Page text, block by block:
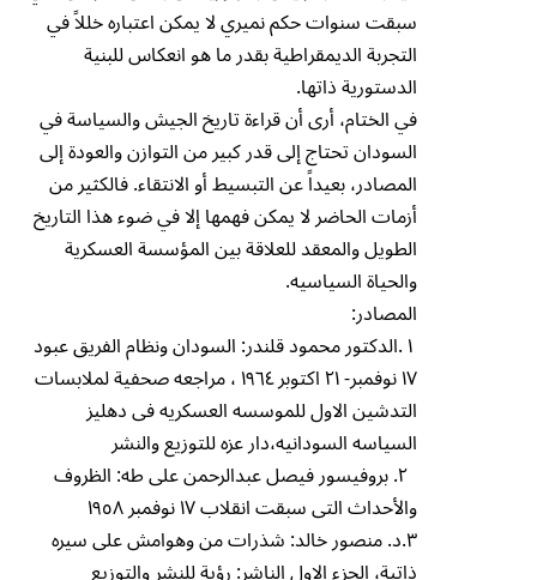
سبقت سنوات حكم نميري لا يمكن اعتباره خللاً في
التجربة الديمقراطية بقدر ما هو انعكاس للبنية
الدستورية ذاتها.
في الختام، أرى أن قراءة تاريخ الجيش والسياسة في
السودان تحتاج إلى قدر كبير من التوازن والعودة إلى
المصادر، بعيداً عن التبسيط أو الانتقاء. فالكثير من
أزمات الحاضر لا يمكن فهمها إلا في ضوء هذا التاريخ
الطويل والمعقد للعلاقة بين المؤسسة العسكرية
والحياة السياسيه.
المصادر:
١ .الدكتور محمود قلندر: السودان ونظام الفريق عبود
١٧ نوفمبر- ٢١ اكتوبر ١٩٦٤ ، مراجعه صحفية لملابسات
التدشين الاول للموسسه العسكريه فى دهليز
السياسه السودانيه،دار عزه للتوزيع والنشر
٢. بروفيسور فيصل عبدالرحمن على طه: الظروف
والأحداث التى سبقت انقلاب ١٧ نوفمبر ١٩٥٨
٣.د. منصور خالد: شذرات من وهوامش على سيره